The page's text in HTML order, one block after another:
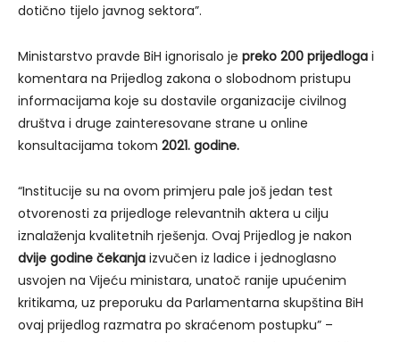
dotično tijelo javnog sektora”.
Ministarstvo pravde BiH ignorisalo je preko 200 prijedloga i
komentara na Prijedlog zakona o slobodnom pristupu
informacijama koje su dostavile organizacije civilnog
društva i druge zainteresovane strane u online
konsultacijama tokom 2021. godine.
“Institucije su na ovom primjeru pale još jedan test
otvorenosti za prijedloge relevantnih aktera u cilju
iznalaženja kvalitetnih rješenja. Ovaj Prijedlog je nakon
dvije godine čekanja izvučen iz ladice i jednoglasno
usvojen na Vijeću ministara, unatoč ranije upućenim
kritikama, uz preporuku da Parlamentarna skupština BiH
ovaj prijedlog razmatra po skraćenom postupku” –